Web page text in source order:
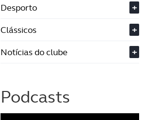
Desporto
+
Clássicos
+
Notícias do clube
+
Podcasts